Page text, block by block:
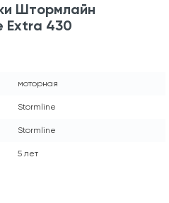
Штормлайн
Extra 430
моторная
Stormline
Stormline
5 лет